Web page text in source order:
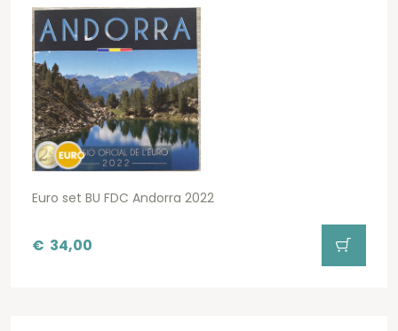
Euro set BU FDC Andorra 2022
€ 34,00